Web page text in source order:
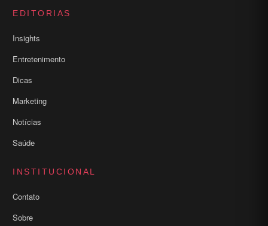
EDITORIAS
Insights
Entretenimento
Dicas
Marketing
Notícias
Saúde
INSTITUCIONAL
Contato
Sobre